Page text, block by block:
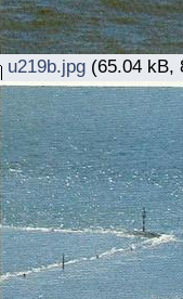
u219b.jpg(65.04 kB,